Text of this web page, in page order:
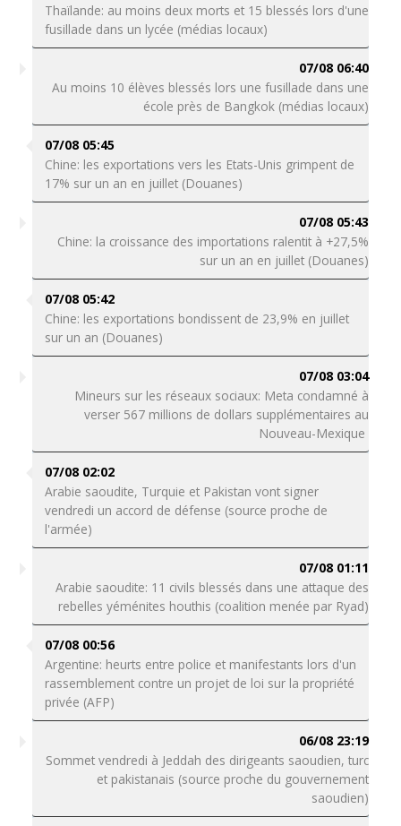
Thaïlande: au moins deux morts et 15 blessés lors d'une
fusillade dans un lycée (médias locaux)
07/08 06:40
Au moins 10 élèves blessés lors une fusillade dans une
école près de Bangkok (médias locaux)
07/08 05:45
Chine: les exportations vers les Etats-Unis grimpent de
17% sur un an en juillet (Douanes)
07/08 05:43
Chine: la croissance des importations ralentit à +27,5%
sur un an en juillet (Douanes)
07/08 05:42
Chine: les exportations bondissent de 23,9% en juillet
sur un an (Douanes)
07/08 03:04
Mineurs sur les réseaux sociaux: Meta condamné à
verser 567 millions de dollars supplémentaires au
Nouveau-Mexique
07/08 02:02
Arabie saoudite, Turquie et Pakistan vont signer
vendredi un accord de défense (source proche de
l'armée)
07/08 01:11
Arabie saoudite: 11 civils blessés dans une attaque des
rebelles yéménites houthis (coalition menée par Ryad)
07/08 00:56
Argentine: heurts entre police et manifestants lors d'un
rassemblement contre un projet de loi sur la propriété
privée (AFP)
06/08 23:19
Sommet vendredi à Jeddah des dirigeants saoudien, turc
et pakistanais (source proche du gouvernement
saoudien)